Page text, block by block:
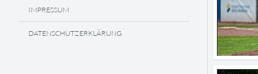
IMPRESSUM
DATENSCHUTZERKLÄRUNG